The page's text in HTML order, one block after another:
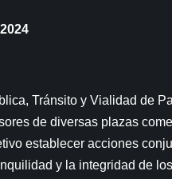
Tránsito y Vialidad de
de diversas plazas
establecer acciones
y la integridad de